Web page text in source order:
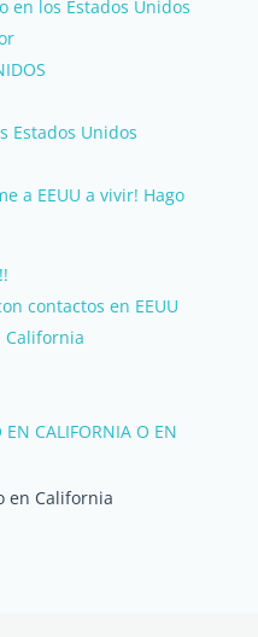
en los Estados Unidos
Estados Unidos
a EEUU a vivir! Hago
contactos en EEUU
California
EN CALIFORNIA O EN
en California